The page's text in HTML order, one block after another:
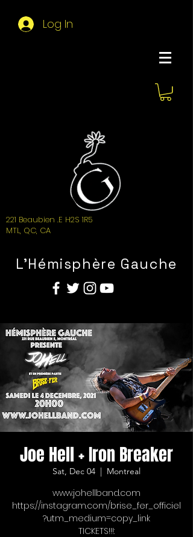
Log In
221 Beaubien .E H2S 1R5
MTL, QC, CA
L'Hémisphère Gauche
Joe Hell + Iron Breaker
Sat, Dec 04 Montreal
www.johellband.com
https://instagram.com/brise_fer_officiel
?utm_medium=copy_link
TICKETS!!!: